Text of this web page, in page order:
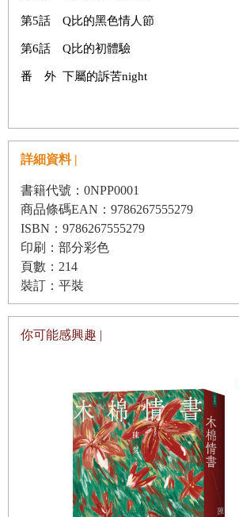
第5話 Q比的黑色情人節
第6話 Q比的初體驗
番 外 下屬的訴苦night
後 記
詳細資料 |
書籍代號：0NPP0001
商品條碼EAN：9786267555279
ISBN：9786267555279
印刷：部分彩色
頁數：214
裝訂：平裝
你可能感興趣 |